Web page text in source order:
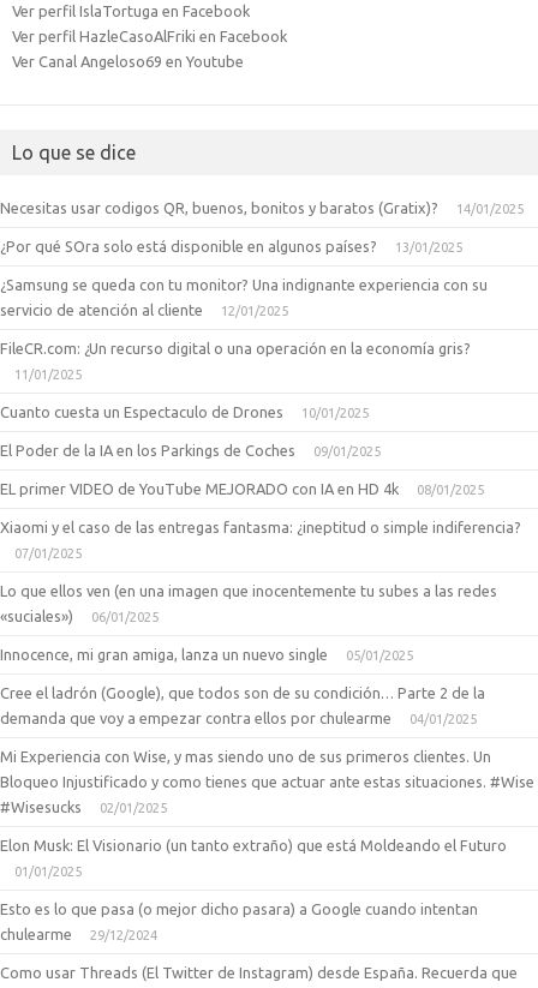
Ver perfil IslaTortuga en Facebook
Ver perfil HazleCasoAlFriki en Facebook
Ver Canal Angeloso69 en Youtube
Lo que se dice
Necesitas usar codigos QR, buenos, bonitos y baratos (Gratix)? 14/01/2025
¿Por qué SOra solo está disponible en algunos países? 13/01/2025
¿Samsung se queda con tu monitor? Una indignante experiencia con su
servicio de atención al cliente
12/01/2025
FileCR.com: ¿Un recurso digital o una operación en la economía gris?
11/01/2025
Cuanto cuesta un Espectaculo de Drones 10/01/2025
El Poder de la IA en los Parkings de Coches 09/01/2025
EL primer VIDEO de YouTube MEJORADO con IA en HD 4k 08/01/2025
Xiaomi y el caso de las entregas fantasma: ¿ineptitud o simple indiferencia?
07/01/2025
Lo que ellos ven (en una imagen que inocentemente tu subes a las redes
«suciales»)
06/01/2025
Innocence, mi gran amiga, lanza un nuevo single 05/01/2025
Cree el ladrón (Google), que todos son de su condición… Parte 2 de la
demanda que voy a empezar contra ellos por chulearme
04/01/2025
Mi Experiencia con Wise, y mas siendo uno de sus primeros clientes. Un
Bloqueo Injustificado y como tienes que actuar ante estas situaciones. #Wise
#Wisesucks
02/01/2025
Elon Musk: El Visionario (un tanto extraño) que está Moldeando el Futuro
01/01/2025
Esto es lo que pasa (o mejor dicho pasara) a Google cuando intentan
chulearme
29/12/2024
Como usar Threads (El Twitter de Instagram) desde España. Recuerda que